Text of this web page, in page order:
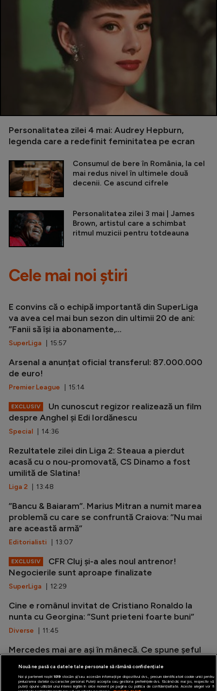
Personalitatea zilei 4 mai: Audrey Hepburn,
legenda care a redefinit feminitatea pe ecran
Consumul de bere în România, la cel
mai redus nivel în ultimele două
decenii. Ce ascund cifrele
Personalitatea zilei 3 mai | James
Brown, artistul care a schimbat
ritmul muzicii pentru totdeauna
Cele mai noi știri
E convins că o echipă importantă din SuperLiga
va avea cel mai bun sezon din ultimii 20 de ani:
”Fanii să își ia abonamente,...
SuperLiga | 15:57
Arsenal a anunțat oficial transferul: 87.000.000
de euro!
Premier League | 15:14
EXCLUSIV
Un cunoscut regizor realizează un film
despre Anghel și Edi Iordănescu
Special | 14:36
Rezultatele zilei din Liga 2: Steaua a pierdut
acasă cu o nou-promovată, CS Dinamo a fost
umilită de Slatina!
Liga 2 | 13:48
”Bancu & Baiaram”. Marius Mitran a numit marea
problemă cu care se confruntă Craiova: ”Nu mai
are această armă”
Editorialisti | 13:07
EXCLUSIV
CFR Cluj și-a ales noul antrenor!
Negocierile sunt aproape finalizate
SuperLiga | 12:29
Cine e românul invitat de Cristiano Ronaldo la
nunta cu Georgina: ”Sunt prieteni foarte buni”
Diverse | 11:45
Mercedes mai are ași în mânecă. Ce spune șeful
Formula 1| 11:03
Nouă ne pasă ca datele tale personale să rămână confidențiale
Noi și partenerii noștri 1019stocăm și/sau accesăm informații pe dispozitivul dvs., precum identificatorii cookie unici pentru
prelucrarea datelor cu caracter personal. Puteți accepta sau gestiona preferințele dvs. făcând clic mai jos, respectiv vă
puteți opune utilizării unui interes legitim în orice moment pe pagina cu politica de confidențialitate. Aceste alegeri vor fi